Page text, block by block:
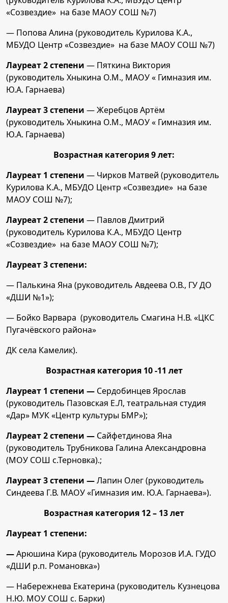
«Созвездие» на базе МАОУ СОШ №7)
— Попова Алина (руководитель Курилова К.А.,
МБУДО Центр «Созвездие» на базе МАОУ СОШ №7)
Лауреат 2 степени — Пяткина Виктория
(руководитель Хныкина О.М., МАОУ « Гимназия им.
Ю.А. Гарнаева)
Лауреат 3 степени — Жеребцов Артём
(руководитель Хныкина О.М., МАОУ « Гимназия им.
Ю.А. Гарнаева)
Возрастная категория 9 лет:
Лауреат 1 степени — Чирков Матвей (руководитель
Курилова К.А., МБУДО Центр «Созвездие» на базе
МАОУ СОШ №7);
Лауреат 2 степени — Павлов Дмитрий
(руководитель Курилова К.А., МБУДО Центр
«Созвездие» на базе МАОУ СОШ №7);
Лауреат 3 степени:
— Палькина Яна (руководитель Авдеева О.В., ГУ ДО
«ДШИ №1»);
— Бойко Варвара (руководитель Смагина Н.В. «ЦКС
Пугачёвского района»
ДК села Камелик).
Возрастная категория 10 -11 лет
Лауреат 1 степени — Сердобинцев Ярослав
(руководитель Пазовская Е.Л, театральная студия
«Дар» МУК «Центр культуры БМР»);
Лауреат 2 степени — Сайфетдинова Яна
(руководитель Трубникова Галина Александровна
(МОУ СОШ с.Терновка).;
Лауреат 3 степени —Лапин Олег (руководитель
Синдеева Г.В. МАОУ «Гимназия им. Ю.А. Гарнаева»).
Возрастная категория 12 – 13 лет
Лауреат 1 степени:
—Арюшина Кира (руководитель Морозов И.А. ГУДО
«ДШИ р.п. Романовка»)
— Набережнева Екатерина (руководитель Кузнецова
Н.Ю. МОУ СОШ с. Барки)